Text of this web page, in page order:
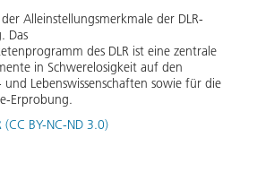
Alleinstellungsmerkmale der DLR-
Das
des DLR ist eine zentrale
in Schwerelosigkeit auf den
Lebenswissenschaften sowie für die
Erprobung.
(CC BY-NC-ND 3.0)